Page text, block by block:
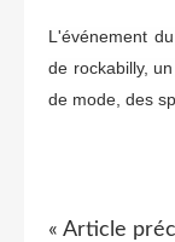
L'événement
de rockabilly,
de mode, des
« Article